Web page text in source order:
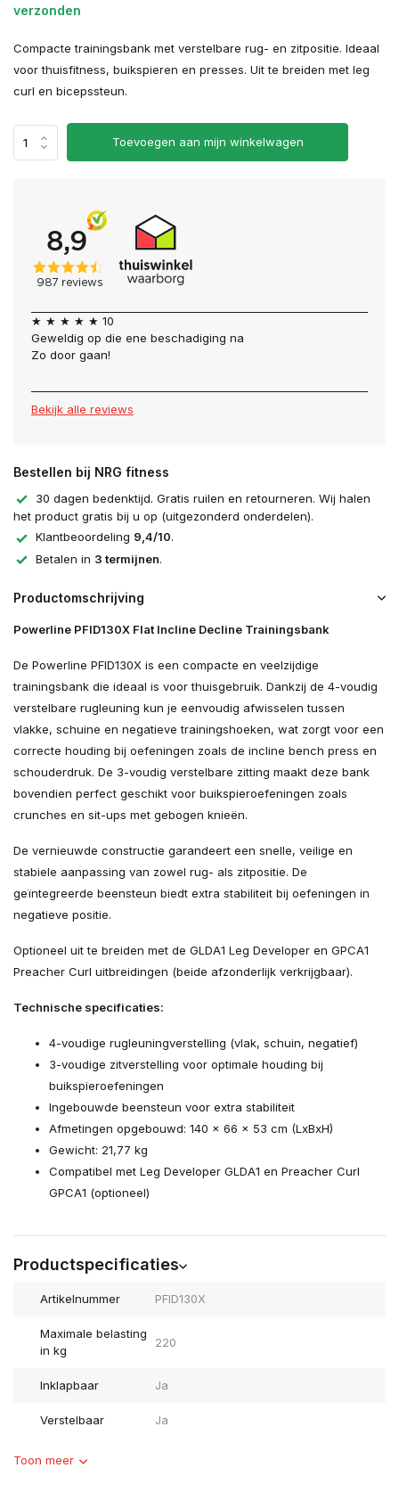
verzonden
Compacte trainingsbank met verstelbare rug- en zitpositie. Ideaal
voor thuisfitness, buikspieren en presses. Uit te breiden met leg
curl en bicepssteun.
Toevoegen aan mijn winkelwagen
★ ★ ★ ★ ★ 10
Geweldig op die ene beschadiging na
Zo door gaan!
Bekijk alle reviews
Bestellen bij NRG fitness
30 dagen bedenktijd. Gratis ruilen en retourneren. Wij halen
het product gratis bij u op (uitgezonderd onderdelen).
Klantbeoordeling 9,4/10.
Betalen in 3 termijnen.
Productomschrijving
Powerline PFID130X Flat Incline Decline Trainingsbank
De Powerline PFID130X is een compacte en veelzijdige
trainingsbank die ideaal is voor thuisgebruik. Dankzij de 4-voudig
verstelbare rugleuning kun je eenvoudig afwisselen tussen
vlakke, schuine en negatieve trainingshoeken, wat zorgt voor een
correcte houding bij oefeningen zoals de incline bench press en
schouderdruk. De 3-voudig verstelbare zitting maakt deze bank
bovendien perfect geschikt voor buikspieroefeningen zoals
crunches en sit-ups met gebogen knieën.
De vernieuwde constructie garandeert een snelle, veilige en
stabiele aanpassing van zowel rug- als zitpositie. De
geïntegreerde beensteun biedt extra stabiliteit bij oefeningen in
negatieve positie.
Optioneel uit te breiden met de GLDA1 Leg Developer en GPCA1
Preacher Curl uitbreidingen (beide afzonderlijk verkrijgbaar).
Technische specificaties:
4-voudige rugleuningverstelling (vlak, schuin, negatief)
3-voudige zitverstelling voor optimale houding bij
buikspieroefeningen
Ingebouwde beensteun voor extra stabiliteit
Afmetingen opgebouwd: 140 x 66 x 53 cm (LxBxH)
Gewicht: 21,77 kg
Compatibel met Leg Developer GLDA1 en Preacher Curl
GPCA1 (optioneel)
Productspecificaties
Artikelnummer PFID130X
Maximale belasting
in kg
220
Inklapbaar Ja
Verstelbaar Ja
Toon meer